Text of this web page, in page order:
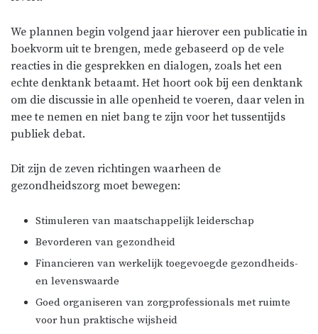
We plannen begin volgend jaar hierover een publicatie in
boekvorm uit te brengen, mede gebaseerd op de vele
reacties in die gesprekken en dialogen, zoals het een
echte denktank betaamt. Het hoort ook bij een denktank
om die discussie in alle openheid te voeren, daar velen in
mee te nemen en niet bang te zijn voor het tussentijds
publiek debat.
Dit zijn de zeven richtingen waarheen de
gezondheidszorg moet bewegen:
Stimuleren van maatschappelijk leiderschap
Bevorderen van gezondheid
Financieren van werkelijk toegevoegde gezondheids-
en levenswaarde
Goed organiseren van zorgprofessionals met ruimte
voor hun praktische wijsheid